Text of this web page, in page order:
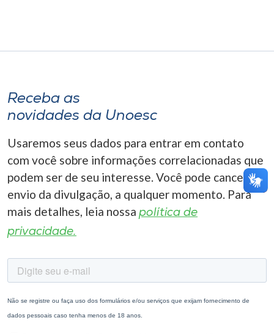
A+
Receba as
novidades da Unoesc
Usaremos seus dados para entrar em contato
com você sobre informações correlacionadas que
podem ser de seu interesse. Você pode cancelar o
envio da divulgação, a qualquer momento. Para
mais detalhes, leia nossa política de
privacidade.